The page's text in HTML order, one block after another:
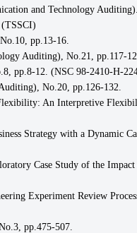
and Technology Auditing).
pp.13-16.
Auditing), No.21, pp.117-
pp.8-12. (NSC 98-2410-H-
No.20, pp.126-132.
An Interpretive
Strategy with a Dynamic
Case Study of the
Experiment Review
pp.475-507.